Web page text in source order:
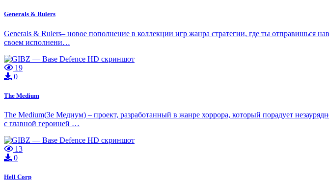
Generals & Rulers
Generals & Rulers– новое пополнение в коллекции игр жанра стратегии, где ты отправишься
своем исполнени…
19
0
The Medium
The Medium(Зе Медиум) – проект, разработанный в жанре хоррора, который порадует
с главной героиней …
13
0
Hell Corp